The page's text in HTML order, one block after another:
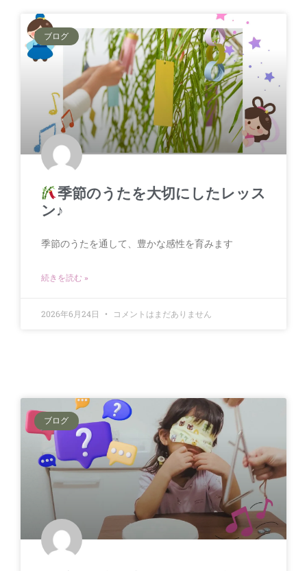
ブログ
季節のうたを大切にしたレッス
ン♪
季節のうたを通して、豊かな感性を育みます
続きを読む »
2026年6月24日 コメントはまだありません
ブログ